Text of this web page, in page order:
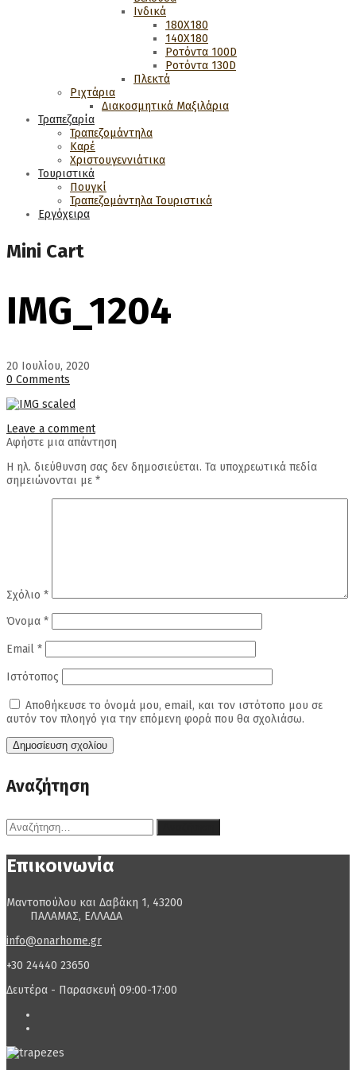
Ινδικά
180Χ180
140Χ180
Ροτόντα 100D
Ροτόντα 130D
Πλεκτά
Ριχτάρια
Διακοσμητικά Μαξιλάρια
Τραπεζαρία
Τραπεζομάντηλα
Καρέ
Χριστουγεννιάτικα
Τουριστικά
Πουγκί
Τραπεζομάντηλα Τουριστικά
Εργόχειρα
Mini Cart
IMG_1204
20 Ιουλίου, 2020
0 Comments
Leave a comment
Αφήστε μια απάντηση
Η ηλ. διεύθυνση σας δεν δημοσιεύεται. Τα υποχρεωτικά πεδία
σημειώνονται με *
Σχόλιο *
Όνομα *
Email *
Ιστότοπος
Αποθήκευσε το όνομά μου, email, και τον ιστότοπο μου σε
αυτόν τον πλοηγό για την επόμενη φορά που θα σχολιάσω.
Αναζήτηση
Αναζήτηση
για:
Επικοινωνία
Μαντοπούλου και Δαβάκη 1, 43200
ΠΑΛΑΜΑΣ, ΕΛΛΑΔΑ
info@onarhome.gr
+30 24440 23650
Δευτέρα - Παρασκευή 09:00-17:00